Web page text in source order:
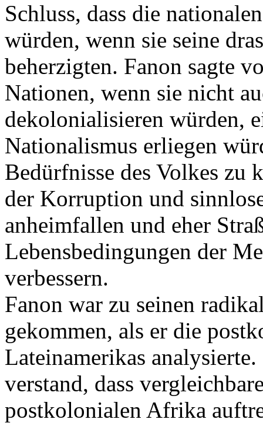
Schluss, dass die
würden, wenn sie seine
beherzigten. Fanon sagte
Nationen, wenn sie nicht
dekolonialisieren würden,
Nationalismus erliegen
Bedürfnisse des Volkes zu
der Korruption und
anheimfallen und eher
Lebensbedingungen der
verbessern.
Fanon war zu seinen
gekommen, als er die
Lateinamerikas
verstand, dass
postkolonialen Afrika